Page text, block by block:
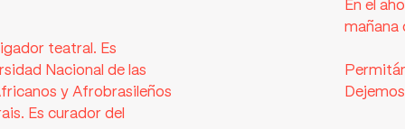
En el
mañana
teatral. Es
Nacional de las
y Afrobrasileños
Es curador del